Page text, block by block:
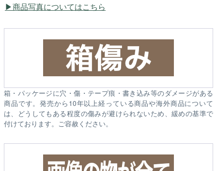
商品写真についてはこちら
箱・パッケージに穴・傷・テープ痕・書き込み等のダメージがある
商品です。発売から10年以上経っている商品や海外商品について
は、どうしてもある程度の傷みが避けられないため、緩めの基準で
付けております。ご容赦ください。